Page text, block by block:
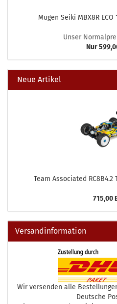
Mugen Seiki MBX8R
Unser
Nur
Neue Artikel
Team Associated
715,00
Versandinformation
Wir versenden alle
Deutsche